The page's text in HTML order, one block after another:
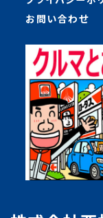
お問い合わせ